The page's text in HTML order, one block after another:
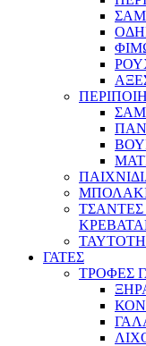
ΓΑΤΕΣ
ΤΡΟΦΕΣ